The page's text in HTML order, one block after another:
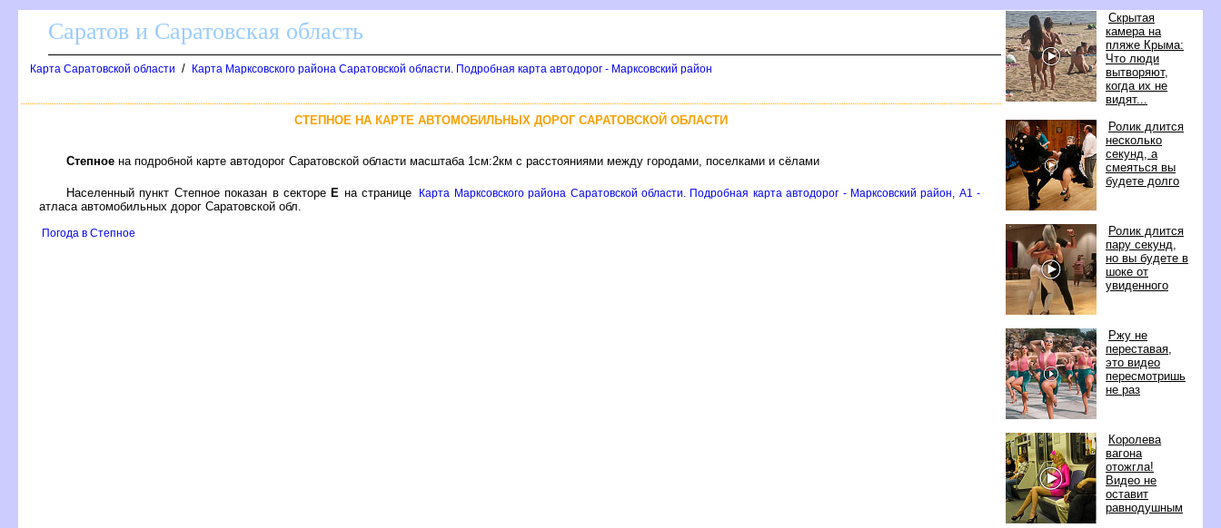
Скрытая
камера на
пляже Крыма:
Что люди
ытворяют,
когда их не
идят...
Ролик длится
несколько
секунд, а
смеяться вы
удете долго
Ролик длится
пару секунд,
но вы будете
шоке от
увиденного
Ржу не
переставая,
это видео
пересмотришь
не раз
Королева
агона
отожгла!
идео не
оставит
равнодушным
Саратов и Саратовская область
Карта Саратовской области / Карта Марксовского района Саратовской области. Подробная карта автодорог - Марксовский район
СТЕПНОЕ НА КАРТЕ АВТОМОБИЛЬНЫХ ДОРОГ САРАТОВСКОЙ ОБЛАСТИ
Степное на подробной карте автодорог Саратовской области масштаба 1см:2км с расстояниями между городами, поселками и сёлами
Населенный пункт Степное показан в сектореЕ на странице Карта Марксовского района Саратовской области. Подробная карта автодорог - Марксовский район, A1 -
атласа автомобильных дорог Саратовской обл.
Погода в Степное